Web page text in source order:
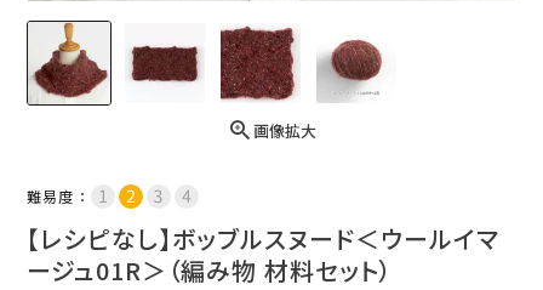
画像拡大
難易度：
【レシピなし】ボッブルスヌード＜ウールイマ
ージュ01R＞（編み物 材料セット）